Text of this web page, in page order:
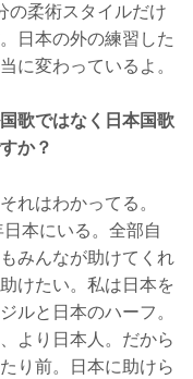
の柔術スタイルだけ
日本の外の練習した
に変わっているよ。
歌ではなく日本国歌
か？
はわかってる。
本にいる。全部自
みんなが助けてくれ
けたい。私は日本を
ルと日本のハーフ。
より日本人。だから
り前。日本に助けら